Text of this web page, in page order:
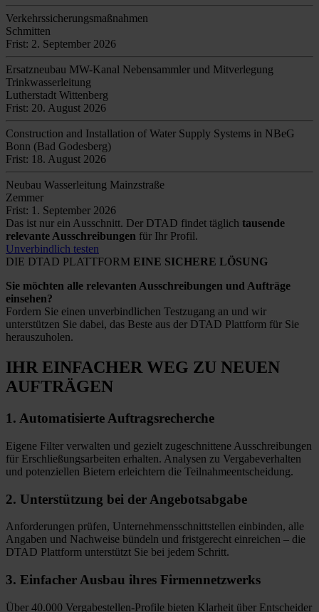
Verkehrssicherungsmaßnahmen
Schmitten
Frist: 2. September 2026
Ersatzneubau MW-Kanal Nebensammler und Mitverlegung
Trinkwasserleitung
Lutherstadt Wittenberg
Frist: 20. August 2026
Construction and Installation of Water Supply Systems in NBeG
Bonn (Bad Godesberg)
Frist: 18. August 2026
Neubau Wasserleitung Mainzstraße
Zemmer
Frist: 1. September 2026
Das ist nur ein Ausschnitt. Der DTAD findet täglich tausende
relevante Ausschreibungen für Ihr Profil.
Unverbindlich testen
DIE DTAD PLATTFORM EINE SICHERE LÖSUNG
Sie möchten alle relevanten Ausschreibungen und Aufträge
einsehen?
Fordern Sie einen unverbindlichen Testzugang an und wir
unterstützen Sie dabei, das Beste aus der DTAD Plattform für Sie
herauszuholen.
IHR EINFACHER WEG ZU NEUEN
AUFTRÄGEN
1. Automatisierte Auftragsrecherche
Eigene Filter verwalten und gezielt zugeschnittene Ausschreibungen
für Erschließungsarbeiten erhalten. Analysen zu Vergabeverhalten
und potenziellen Bietern erleichtern die Teilnahmeentscheidung.
2. Unterstützung bei der Angebotsabgabe
Anforderungen prüfen, Unternehmensschnittstellen einbinden, alle
Angaben und Nachweise bündeln und fristgerecht einreichen – die
DTAD Plattform unterstützt Sie bei jedem Schritt.
3. Einfacher Ausbau ihres Firmennetzwerks
Über 40.000 Vergabestellen-Profile bieten Klarheit über Entscheider